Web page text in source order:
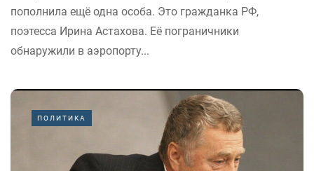
пополнила ещё одна особа. Это гражданка РФ,
поэтесса Ирина Астахова. Её пограничники
обнаружили в аэропорту...
ПОЛИТИКА